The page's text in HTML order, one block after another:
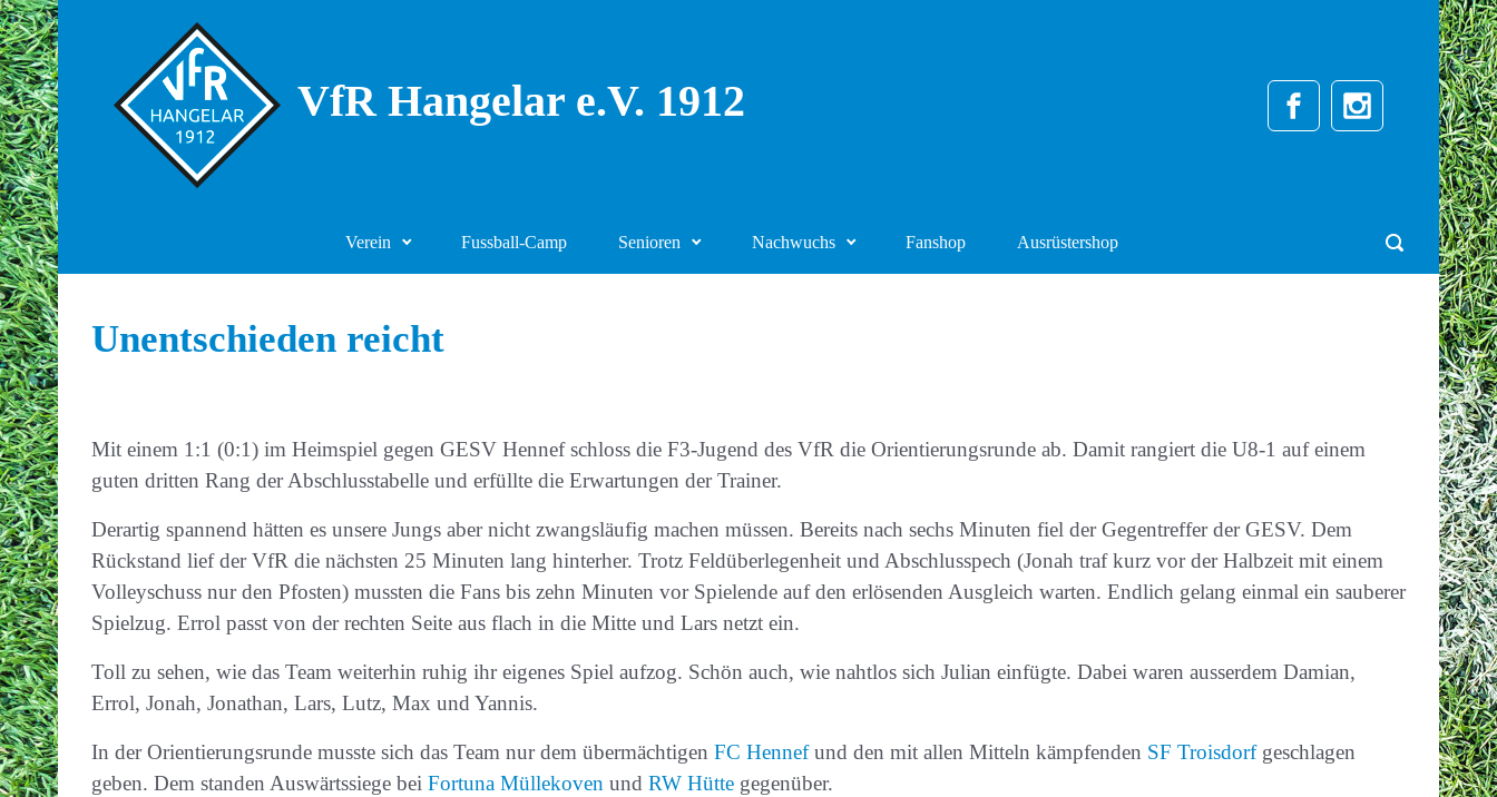
Zum Hauptinhalt springen
VfR Hangelar e.V. 1912
Verein Fussball-Camp Senioren Nachwuchs Fanshop Ausrüstershop
Unentschieden reicht
Mit einem 1:1 (0:1) im Heimspiel gegen GESV Hennef schloss die F3-Jugend des VfR die Orientierungsrunde ab. Damit rangiert die U8-1 auf einem
guten dritten Rang der Abschlusstabelle und erfüllte die Erwartungen der Trainer.
Derartig spannend hätten es unsere Jungs aber nicht zwangsläufig machen müssen. Bereits nach sechs Minuten fiel der Gegentreffer der GESV. Dem
Rückstand lief der VfR die nächsten 25 Minuten lang hinterher. Trotz Feldüberlegenheit und Abschlusspech (Jonah traf kurz vor der Halbzeit mit einem
Volleyschuss nur den Pfosten) mussten die Fans bis zehn Minuten vor Spielende auf den erlösenden Ausgleich warten. Endlich gelang einmal ein sauberer
Spielzug. Errol passt von der rechten Seite aus flach in die Mitte und Lars netzt ein.
Toll zu sehen, wie das Team weiterhin ruhig ihr eigenes Spiel aufzog. Schön auch, wie nahtlos sich Julian einfügte. Dabei waren ausserdem Damian,
Errol, Jonah, Jonathan, Lars, Lutz, Max und Yannis.
In der Orientierungsrunde musste sich das Team nur dem übermächtigen FC Hennefund den mit allen Mitteln kämpfenden SF Troisdorfgeschlagen
geben. Dem standen Auswärtssiege bei Fortuna Müllekoven und RW Hütte gegenüber.